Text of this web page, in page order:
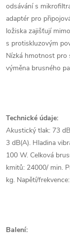
odsávání s
adaptér pro
ložiska zajišťují
s protiskluzovým
Nízká hmotnost pro
výměna brusného
Technické údaje:
Akustický tlak: 73
3 dB(A). Hladina
100 W. Celková
kmitů: 24000/ min.
kg. Napětí/
Balení: